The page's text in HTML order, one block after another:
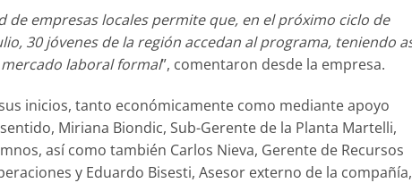
de empresas locales permite que, en el próximo ciclo de
30 jóvenes de la región accedan al programa, teniendo
laboral formal”, comentaron desde la empresa.
inicios, tanto económicamente como mediante apoyo
Miriana Biondic, Sub-Gerente de la Planta Martelli,
así como también Carlos Nieva, Gerente de Recursos
y Eduardo Bisesti, Asesor externo de la compañía,